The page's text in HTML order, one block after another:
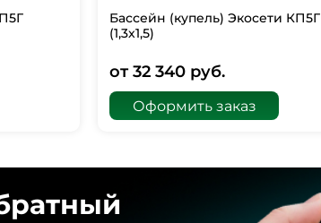
Бассейн (купель) Экосети КП5Г
(1,3х1,5)
от 32 340 руб.
Оформить заказ